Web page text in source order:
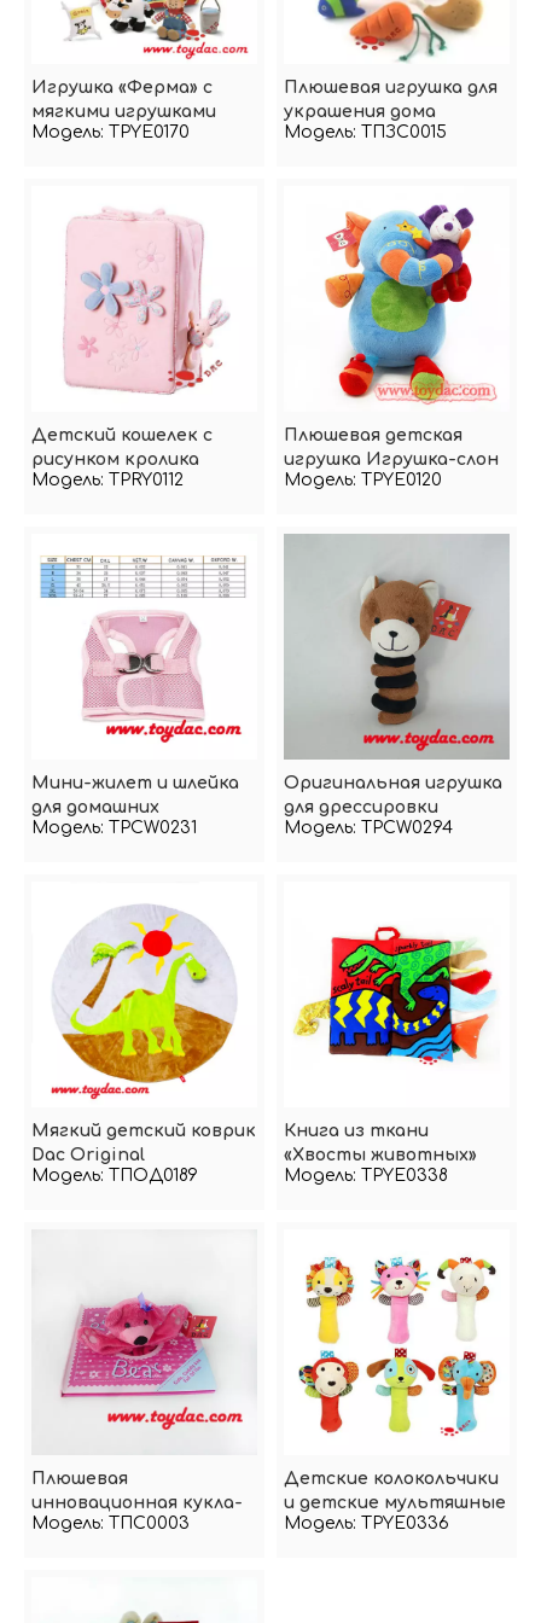
Игрушка «Ферма» с
мягкими игрушками
Модель: TPYE0170
Плюшевая игрушка для
украшения дома
Модель: ТПЗС0015
Детский кошелек с
рисунком кролика
Модель: TPRY0112
Плюшевая детская
игрушка Игрушка-слон
Модель: TPYE0120
Мини-жилет и шлейка
для домашних
животных
Модель: TPCW0231
Оригинальная игрушка
для дрессировки
домашних животных
Модель: TPCW0294
Мягкий детский коврик
Dac Original
Модель: ТПОД0189
Книга из ткани
«Хвосты животных»
Книги для развития
Модель: TPYE0338
Плюшевая
инновационная кукла-
игрушка «Медведь и
Модель: ТПС0003
Детские колокольчики
и детские мультяшные
животные-
Модель: TPYE0336